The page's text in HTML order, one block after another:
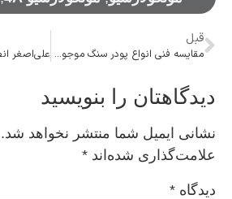
قبل
مقایسه فنی انواع پودر سنگ موجود در بازار تهران: چرا جوشقان انتخاب اول است؟
دیدگاهتان را بنویسید
نشانی ایمیل شما منتشر نخواهد شد.
علامت‌گذاری شده‌اند *
دیدگاه *